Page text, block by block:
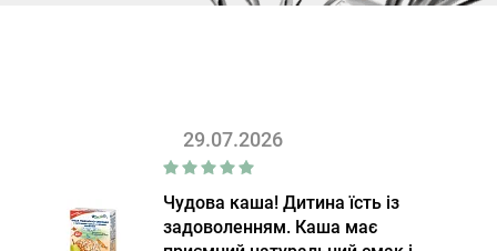
29.07.2026
Чудова каша! Дитина їсть із
задоволенням. Каша має